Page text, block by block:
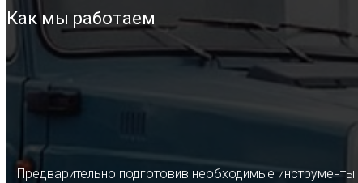
Как мы работаем
Предварительно подготовив необходимые